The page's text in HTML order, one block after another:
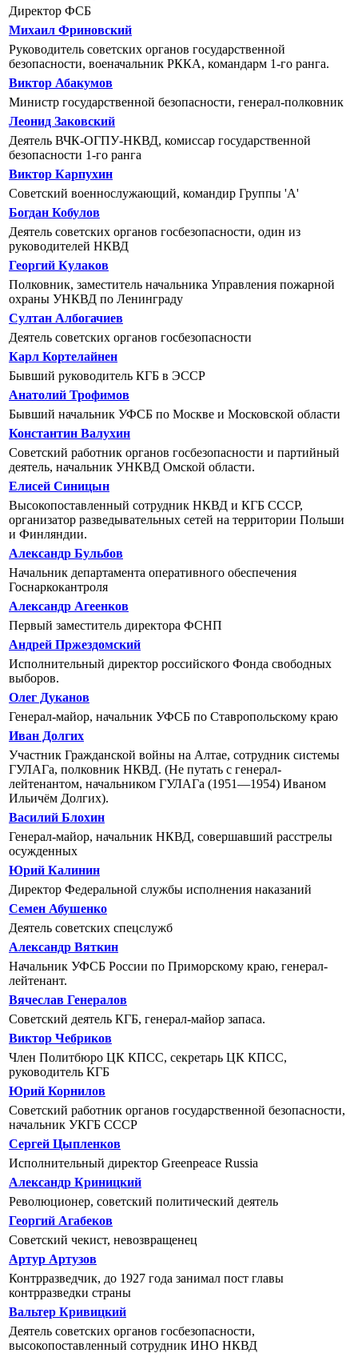
Директор ФСБ
Михаил Фриновский
Руководитель советских органов государственной
безопасности, военачальник РККА, командарм 1-го ранга.
Виктор Абакумов
Министр государственной безопасности, генерал-полковник
Леонид Заковский
Деятель ВЧК-ОГПУ-НКВД, комиссар государственной
безопасности 1-го ранга
Виктор Карпухин
Советский военнослужающий, командир Группы 'А'
Богдан Кобулов
Деятель советских органов госбезопасности, один из
руководителей НКВД
Георгий Кулаков
Полковник, заместитель начальника Управления пожарной
охраны УНКВД по Ленинграду
Султан Албогачиев
Деятель советских органов госбезопасности
Карл Кортелайнен
Бывший руководитель КГБ в ЭССР
Анатолий Трофимов
Бывший начальник УФСБ по Москве и Московской области
Константин Валухин
Советский работник органов госбезопасности и партийный
деятель, начальник УНКВД Омской области.
Елисей Синицын
Высокопоставленный сотрудник НКВД и КГБ СССР,
организатор разведывательных сетей на территории Польши
и Финляндии.
Александр Бульбов
Начальник департамента оперативного обеспечения
Госнаркокантроля
Александр Агеенков
Первый заместитель директора ФСНП
Андрей Пржездомский
Исполнительный директор российского Фонда свободных
выборов.
Олег Дуканов
Генерал-майор, начальник УФСБ по Ставропольскому краю
Иван Долгих
Участник Гражданской войны на Алтае, сотрудник системы
ГУЛАГа, полковник НКВД. (Не путать с генерал-
лейтенантом, начальником ГУЛАГа (1951—1954) Иваном
Ильичём Долгих).
Василий Блохин
Генерал-майор, начальник НКВД, совершавший расстрелы
осужденных
Юрий Калинин
Директор Федеральной службы исполнения наказаний
Семен Абушенко
Деятель советских спецслужб
Александр Вяткин
Начальник УФСБ России по Приморскому краю, генерал-
лейтенант.
Вячеслав Генералов
Советский деятель КГБ, генерал-майор запаса.
Виктор Чебриков
Член Политбюро ЦК КПСС, секретарь ЦК КПСС,
руководитель КГБ
Юрий Корнилов
Советский работник органов государственной безопасности,
начальник УКГБ СССР
Сергей Цыпленков
Исполнительный директор Greenpeace Russia
Александр Криницкий
Революционер, советский политический деятель
Георгий Агабеков
Советский чекист, невозвращенец
Артур Артузов
Контрразведчик, до 1927 года занимал пост главы
контрразведки страны
Вальтер Кривицкий
Деятель советских органов госбезопасности,
высокопоставленный сотрудник ИНО НКВД